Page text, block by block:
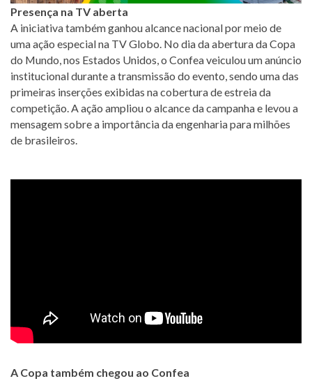
Presença na TV aberta
A iniciativa também ganhou alcance nacional por meio de
uma ação especial na TV Globo. No dia da abertura da Copa
do Mundo, nos Estados Unidos, o Confea veiculou um anúncio
institucional durante a transmissão do evento, sendo uma das
primeiras inserções exibidas na cobertura de estreia da
competição. A ação ampliou o alcance da campanha e levou a
mensagem sobre a importância da engenharia para milhões
de brasileiros.
A Copa também chegou ao Confea